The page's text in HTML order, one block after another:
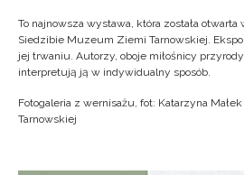
To najnowsza wystawa, która została
Siedzibie Muzeum Ziemi Tarnowskiej.
jej trwaniu. Autorzy, oboje miłośnicy
interpretują ją w indywidualny sposób.
Fotogaleria z wernisażu, fot: Katarzyna
Tarnowskiej